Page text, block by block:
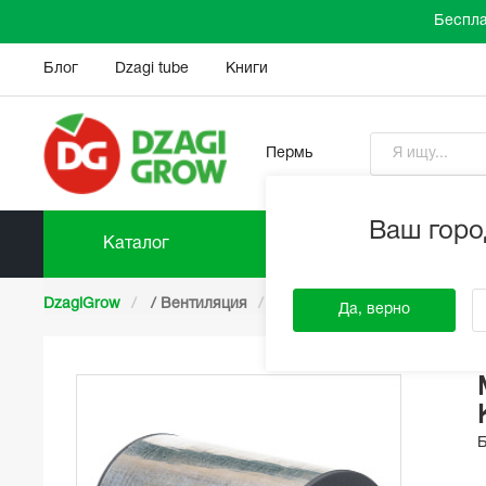
Блог Dzagi tube Книги
Пермь
Ваш
Да, верно
Каталог Прайс-
DzagiGrow / Вентиляция Угольные фильтры